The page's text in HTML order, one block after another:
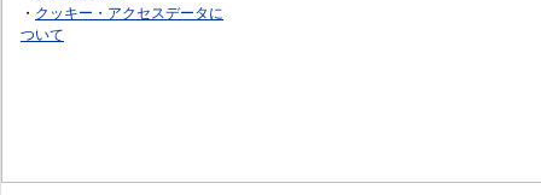
・ クッキー・アクセスデータに
ついて